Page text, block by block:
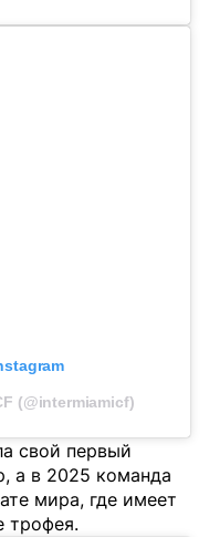
(@intermiamicf)
свой первый
а в 2025 команда
мира, где имеет
трофея.